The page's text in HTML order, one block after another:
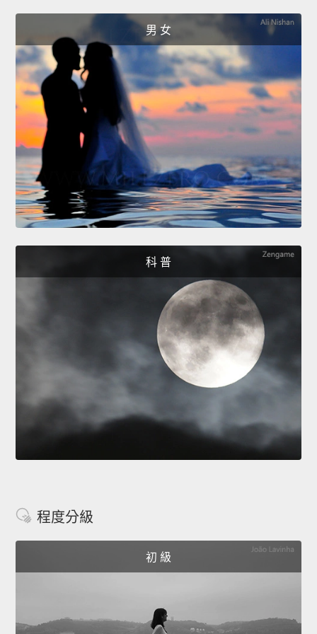
男 女
科 普
程度分級
初 級